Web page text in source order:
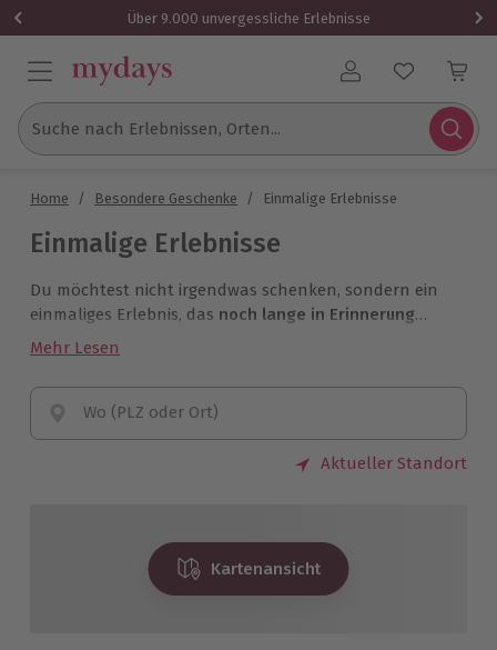
Über 9.000 unvergessliche Erlebnisse
Benutzerkonto
Suche nach Erlebnissen, Orten...
Home / Besondere Geschenke / Einmalige Erlebnisse
Einmalige Erlebnisse
Du möchtest nicht irgendwas schenken, sondern ein
einmaliges Erlebnis, das noch lange in Erinnerung
bleibt ? Hier findest Du einmalige Momente und
Mehr Lesen
Wo (PLZ oder Ort)
Aktueller Standort
Kartenansicht